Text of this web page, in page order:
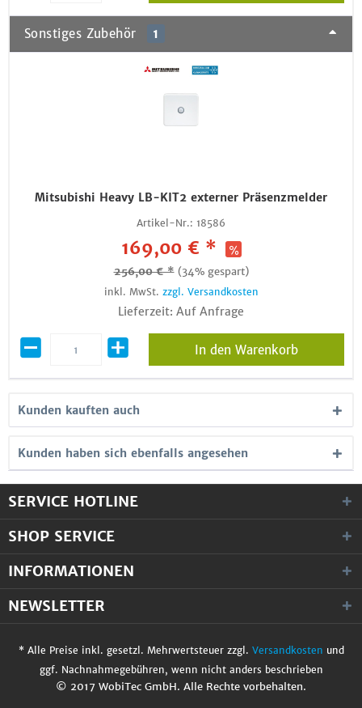
Sonstiges Zubehör 1
Mitsubishi Heavy LB-KIT2 externer Präsenzmelder
Artikel-Nr.: 18586
169,00 € *
256,00 € * (34% gespart)
inkl. MwSt. zzgl. Versandkosten
Lieferzeit: Auf Anfrage
In den Warenkorb
Kunden kauften auch
Kunden haben sich ebenfalls angesehen
SERVICE HOTLINE
SHOP SERVICE
INFORMATIONEN
NEWSLETTER
* Alle Preise inkl. gesetzl. Mehrwertsteuer zzgl. Versandkosten und
ggf. Nachnahmegebühren, wenn nicht anders beschrieben
© 2017 WobiTec GmbH. Alle Rechte vorbehalten.